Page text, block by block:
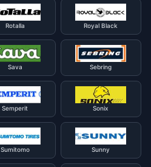
Rotalla Royal Black
Sava Sebring
Semperit
Sonix
Sumitomo Sunny